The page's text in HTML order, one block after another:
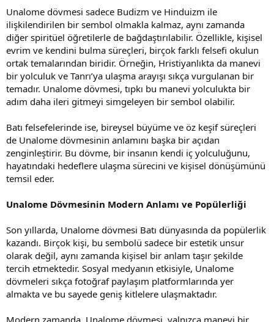
Unalome dövmesi sadece Budizm ve Hinduizm ile
ilişkilendirilen bir sembol olmakla kalmaz, aynı zamanda
diğer spiritüel öğretilerle de bağdaştırılabilir. Özellikle, kişisel
evrim ve kendini bulma süreçleri, birçok farklı felsefi okulun
ortak temalarından biridir. Örneğin, Hristiyanlıkta da manevi
bir yolculuk ve Tanrı’ya ulaşma arayışı sıkça vurgulanan bir
temadır. Unalome dövmesi, tıpkı bu manevi yolculukta bir
adım daha ileri gitmeyi simgeleyen bir sembol olabilir.
Batı felsefelerinde ise, bireysel büyüme ve öz keşif süreçleri
de Unalome dövmesinin anlamını başka bir açıdan
zenginleştirir. Bu dövme, bir insanın kendi iç yolculuğunu,
hayatındaki hedeflere ulaşma sürecini ve kişisel dönüşümünü
temsil eder.
Unalome Dövmesinin Modern Anlamı ve Popülerliği
Son yıllarda, Unalome dövmesi Batı dünyasında da popülerlik
kazandı. Birçok kişi, bu sembolü sadece bir estetik unsur
olarak değil, aynı zamanda kişisel bir anlam taşır şekilde
tercih etmektedir. Sosyal medyanın etkisiyle, Unalome
dövmeleri sıkça fotoğraf paylaşım platformlarında yer
almakta ve bu sayede geniş kitlelere ulaşmaktadır.
Modern zamanda, Unalome dövmesi, yalnızca manevi bir